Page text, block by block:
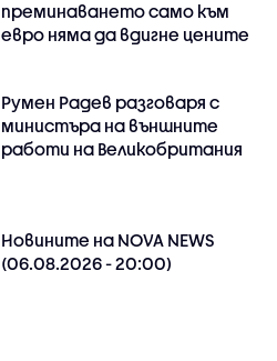
преминаването само към
евро няма да вдигне цените
Румен Радев разговаря с
министъра на външните
работи на Великобритания
Новините на NOVA NEWS
(06.08.2026 - 20:00)